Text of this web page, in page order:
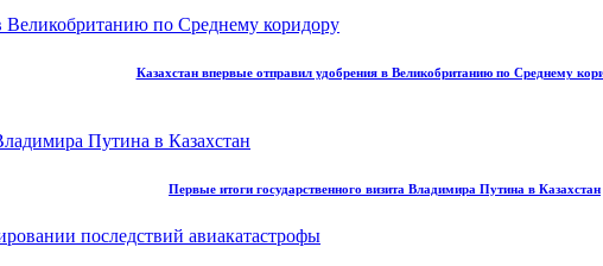
Казахстан впервые отправил удобрения в Великобританию по Среднему
Первые итоги государственного визита Владимира Путина в Казахстан